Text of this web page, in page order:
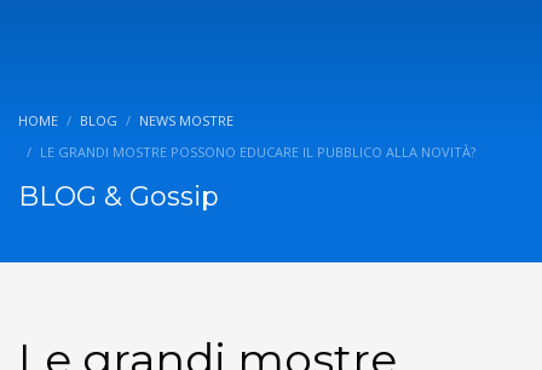
HOME BLOG
NEWS MOSTRE
LE GRANDI MOSTRE POSSONO EDUCARE IL PUBBLICO ALLA NOVITÀ?
BLOG & Gossip
Le grandi mostre